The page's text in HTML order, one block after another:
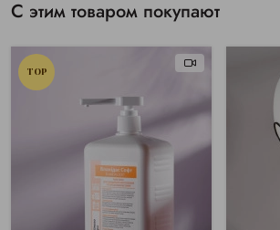
С этим товаром покупают
TOP